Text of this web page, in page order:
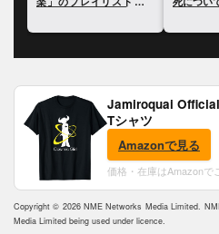
Jamiroquai
Tシャツ
Amazonで見る
価格・在庫はAmazonで
Copyright © 2026 NME Networks Media Limited.
Media Limited being used under licence.